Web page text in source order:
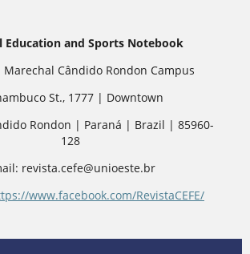
Education and Sports Notebook
Marechal Cândido Rondon Campus
St., 1777 | Downtown
Rondon | Paraná | Brazil | 85960-
128
revista.cefe@unioeste.br
www.facebook.com/RevistaCEFE/